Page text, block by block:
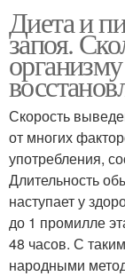
Диета и
запоя.
Скорость
от многих
употребления,
Длительность
наступает у
до 1 промилле
48 часов. С
народными